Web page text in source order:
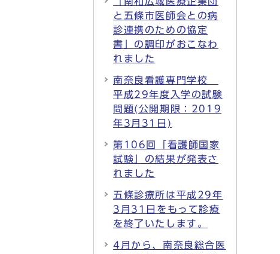
と五條市医師会との病
診連携のための協定
書」の調印がおこなわ
れました
南奈良看護専門学校
平成29年度入学の試験
問題(公開期限：2019
年3月31日)
第106回「看護師国家
試験」の結果が発表さ
れました
五條診療所は平成29年
3月31日をもって診療
を終了いたします。
4月から、南奈良総合医